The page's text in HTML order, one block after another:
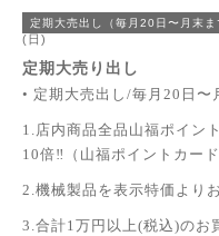
定期大売出し（毎月20日〜月末ま
(日)
定期大売り出し
• 定期大売出し/毎月20日〜
1.店内商品全品山福ポイン
10倍‼（山福ポイントカー
2.機械製品を表示特価より
3.合計1万円以上(税込)のお